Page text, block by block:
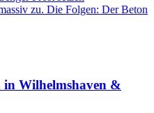
zu. Die Folgen: Der Beton
in Wilhelmshaven &